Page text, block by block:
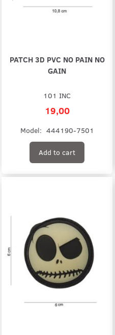
PATCH 3D PVC NO PAIN NO
GAIN
101 INC
19,00
Model: 444190-7501
Add to cart